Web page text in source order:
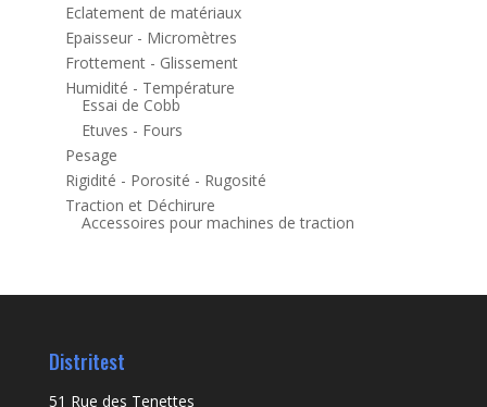
Eclatement de matériaux
Epaisseur - Micromètres
Frottement - Glissement
Humidité - Température
Essai de Cobb
Etuves - Fours
Pesage
Rigidité - Porosité - Rugosité
Traction et Déchirure
Accessoires pour machines de traction
Distritest
51 Rue des Tenettes